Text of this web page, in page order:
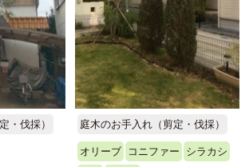
・伐採） 庭木のお手入れ（剪定・伐採）
オリーブ コニファー
シラカシ